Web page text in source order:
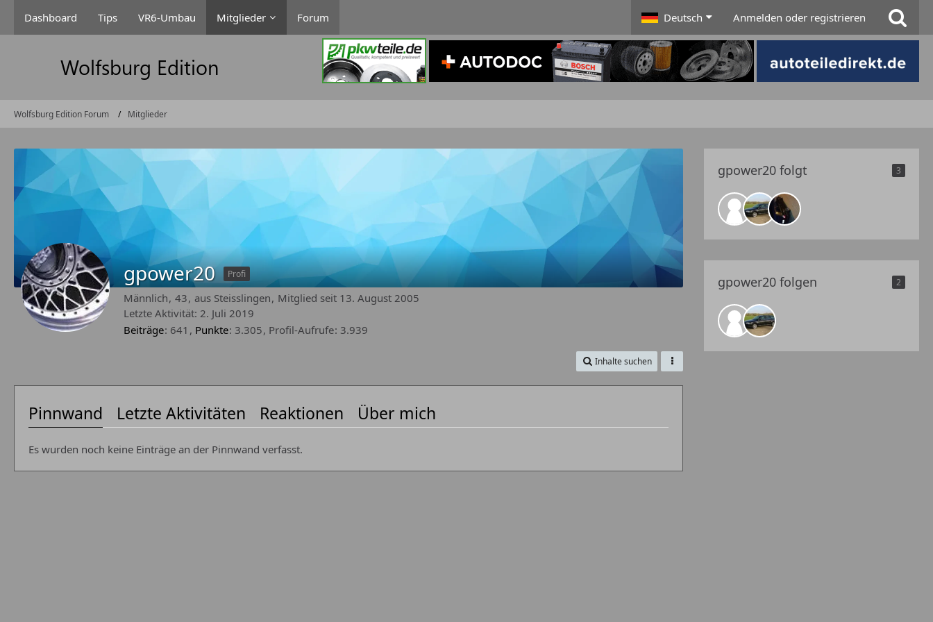
Dashboard Tips VR6-Umbau Mitglieder Forum Deutsch Anmelden oder registrieren
Wolfsburg Edition Forum Mitglieder
gpower20 Profi
Männlich 43 aus Steisslingen Mitglied seit 13. August 2005
Letzte Aktivität: 2. Juli 2019
Beiträge 641 Punkte 3.305 Profil-Aufrufe 3.939
Inhalte suchen
Pinnwand Letzte Aktivitäten Reaktionen Über mich
Es wurden noch keine Einträge an der Pinnwand verfasst.
gpower20 folgt 3
gpower20 folgen 2